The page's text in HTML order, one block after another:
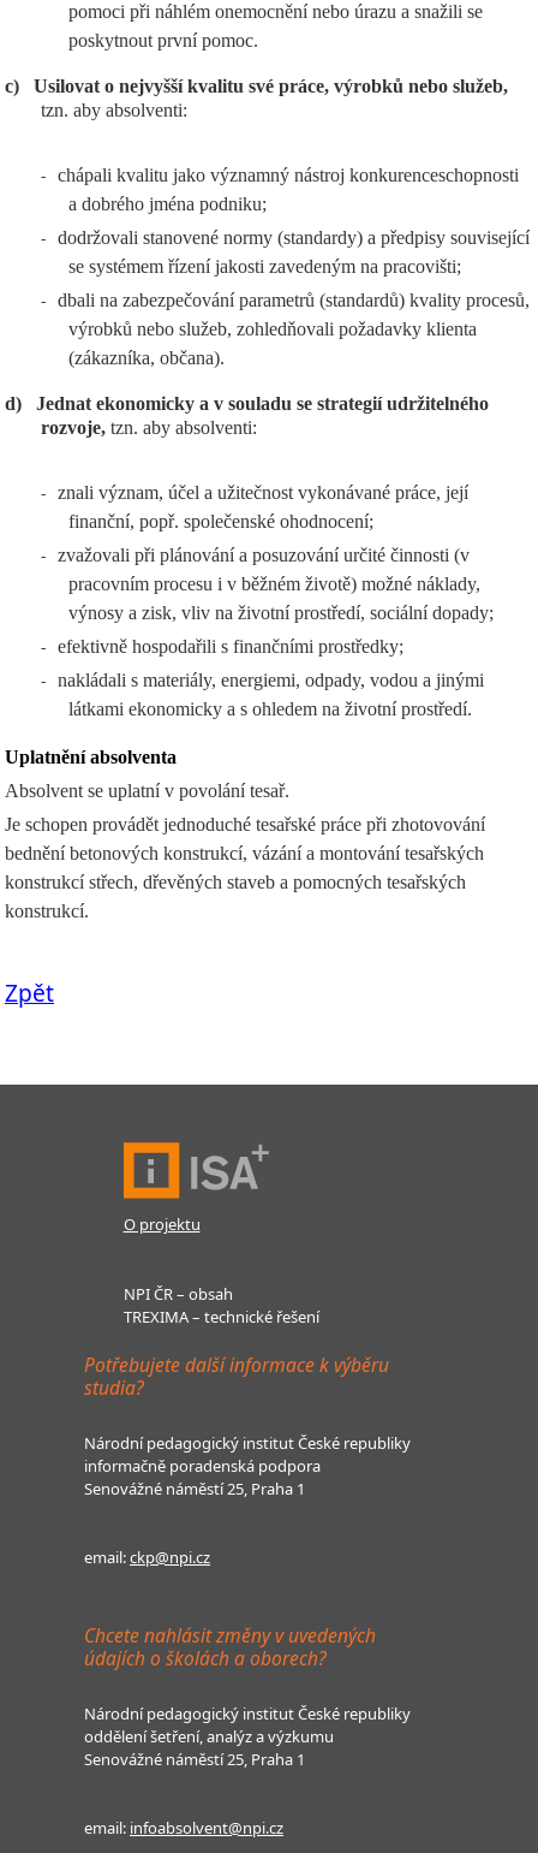
pomoci při náhlém onemocnění nebo úrazu a snažili se
poskytnout první pomoc.
c)
Usilovat o nejvyšší kvalitu své práce, výrobků nebo služeb,
tzn. aby absolventi:
-
chápali kvalitu jako významný nástroj konkurenceschopnosti
a dobrého jména podniku;
-
dodržovali stanovené normy (standardy) a předpisy související
se systémem řízení jakosti zavedeným na pracovišti;
-
dbali na zabezpečování parametrů (standardů) kvality procesů,
výrobků nebo služeb, zohledňovali požadavky klienta
(zákazníka, občana).
d)
Jednat ekonomicky a v souladu se strategií udržitelného
rozvoje, tzn. aby absolventi:
-
znali význam, účel a užitečnost vykonávané práce, její
finanční, popř. společenské ohodnocení;
-
zvažovali při plánování a posuzování určité činnosti (v
pracovním procesu i v běžném životě) možné náklady,
výnosy a zisk, vliv na životní prostředí, sociální dopady;
- efektivně hospodařili s finančními prostředky;
-
nakládali s materiály, energiemi, odpady, vodou a jinými
látkami ekonomicky a s ohledem na životní prostředí.
Uplatnění absolventa
Absolvent se uplatní v povolání tesař.
Je schopen provádět jednoduché tesařské práce při zhotovování
bednění betonových konstrukcí, vázání a montování tesařských
konstrukcí střech, dřevěných staveb a pomocných tesařských
konstrukcí.
Zpět
O projektu
NPI ČR – obsah
TREXIMA – technické řešení
Potřebujete další informace k výběru
studia?
Národní pedagogický institut České republiky
informačně poradenská podpora
Senovážné náměstí 25, Praha 1
email:ckp@npi.cz
Chcete nahlásit změny v uvedených
údajích o školách a oborech?
Národní pedagogický institut České republiky
oddělení šetření, analýz a výzkumu
Senovážné náměstí 25, Praha 1
email: infoabsolvent@npi.cz